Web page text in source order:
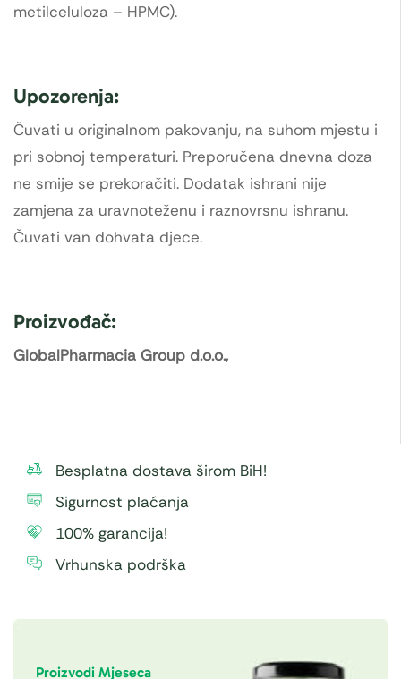
metilceluloza – HPMC).
Upozorenja:
Čuvati u originalnom pakovanju, na suhom mjestu i
pri sobnoj temperaturi. Preporučena dnevna doza
ne smije se prekoračiti. Dodatak ishrani nije
zamjena za uravnoteženu i raznovrsnu ishranu.
Čuvati van dohvata djece.
Proizvođač:
GlobalPharmacia Group d.o.o.,
Besplatna dostava širom BiH!
Sigurnost plaćanja
100% garancija!
Vrhunska podrška
Proizvodi Mjeseca